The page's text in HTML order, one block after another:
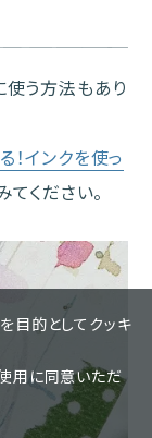
使う方法もあり
！インクを使っ
てください。
目的としてクッキ
用に同意いただ